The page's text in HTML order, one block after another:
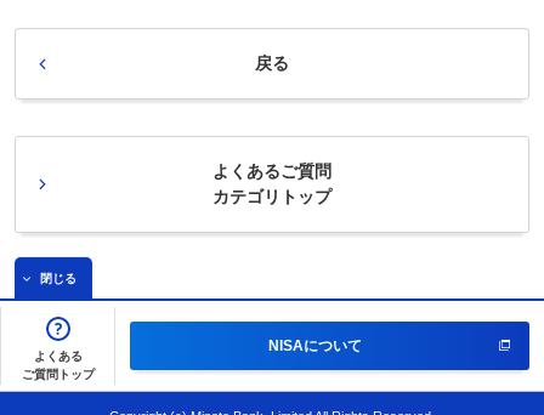
戻る
よくあるご質問
カテゴリトップ
閉じる
よくある
ご質問トップ
NISAについて